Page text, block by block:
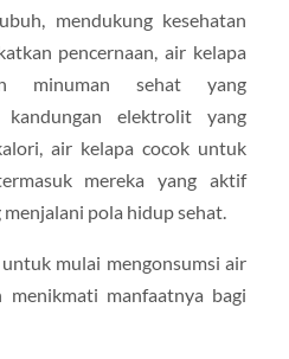
mendukung kesehatan
pencernaan, air kelapa
minuman sehat yang
kandungan elektrolit yang
air kelapa cocok untuk
mereka yang aktif
pola hidup sehat.
mulai mengonsumsi air
menikmati manfaatnya bagi